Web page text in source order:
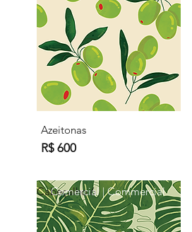
Azeitonas
R$ 600
Cabeçalho 6
Comercial | Commercial